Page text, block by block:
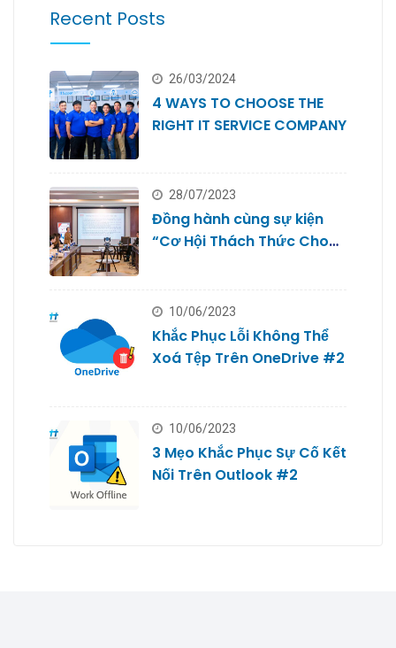
Recent Posts
26/03/2024
4 WAYS TO CHOOSE THE
RIGHT IT SERVICE COMPANY
28/07/2023
Đồng hành cùng sự kiện
“Cơ Hội Thách Thức Cho
10/06/2023
Khắc Phục Lỗi Không Thể
Xoá Tệp Trên OneDrive #2
10/06/2023
3 Mẹo Khắc Phục Sự Cố Kết
Nối Trên Outlook #2